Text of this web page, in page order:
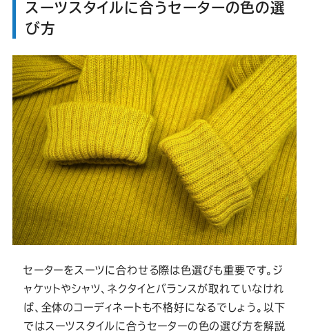
スーツスタイルに合うセーターの色の選
び方
セーターをスーツに合わせる際は色選びも重要です。ジ
ャケットやシャツ、ネクタイとバランスが取れていなけれ
ば、全体のコーディネートも不格好になるでしょう。以下
ではスーツスタイルに合うセーターの色の選び方を解説